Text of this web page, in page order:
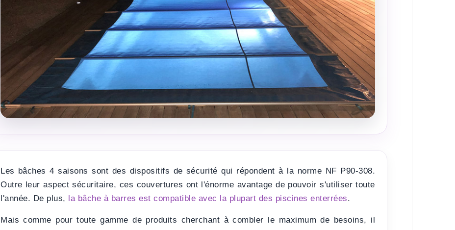
Les bâches 4 saisons sont des dispositifs de sécurité qui répondent à la norme NF P90-308.
Outre leur aspect sécuritaire, ces couvertures ont l'énorme avantage de pouvoir s'utiliser toute
l'année. De plus, la bâche à barres est compatible avec la plupart des piscines enterrées.
Mais comme pour toute gamme de produits cherchant à combler le maximum de besoins, il